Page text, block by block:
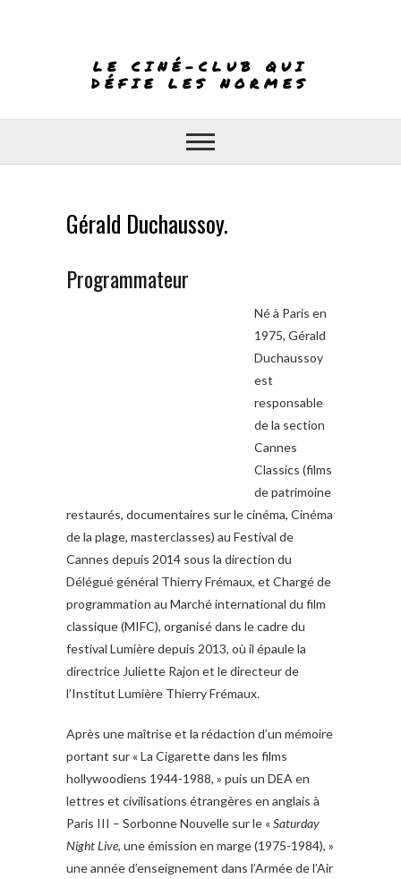
LE CINÉ-CLUB QUI
DÉFIE LES NORMES
Gérald Duchaussoy.
Programmateur
Né à Paris en
1975, Gérald
Duchaussoy
est
responsable
de la section
Cannes
Classics (films
de patrimoine
restaurés, documentaires sur le cinéma, Cinéma
de la plage, masterclasses) au Festival de
Cannes depuis 2014 sous la direction du
Délégué général Thierry Frémaux, et Chargé de
programmation au Marché international du film
classique (MIFC), organisé dans le cadre du
festival Lumière depuis 2013, où il épaule la
directrice Juliette Rajon et le directeur de
l’Institut Lumière Thierry Frémaux.
Après une maîtrise et la rédaction d’un mémoire
portant sur « La Cigarette dans les films
hollywoodiens 1944-1988, » puis un DEA en
lettres et civilisations étrangères en anglais à
Paris III – Sorbonne Nouvelle sur le «Saturday
Night Live, une émission en marge (1975-1984), »
une année d’enseignement dans l’Armée de l’Air